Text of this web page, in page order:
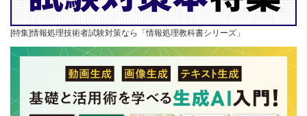
[特集]情報処理技術者試験対策なら「情報処理教科書シリーズ」